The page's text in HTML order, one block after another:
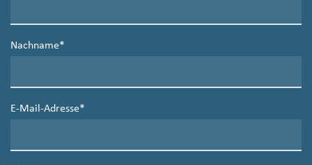
Nachname*
E-Mail-Adresse*